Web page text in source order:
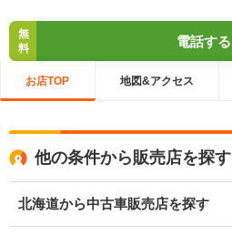
無
料
電話する
お店TOP 地図&アクセス
他の条件から販売店を探す
北海道から中古車販売店を探す